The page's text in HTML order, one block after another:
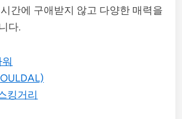
간에 구애받지 않고 다양한 매력을
다.
킹거리